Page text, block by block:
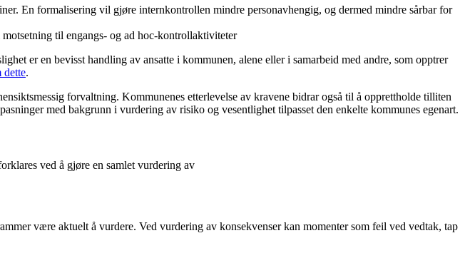
En formalisering vil gjøre internkontrollen mindre personavhengig, og dermed mindre sårbar for
til engangs- og ad hoc-kontrollaktiviteter
er en bevisst handling av ansatte i kommunen, alene eller i samarbeid med andre, som opptrer
dette.
forvaltning. Kommunenes etterlevelse av kravene bidrar også til å opprettholde tilliten
med bakgrunn i vurdering av risiko og vesentlighet tilpasset den enkelte kommunes egenart.
ved å gjøre en samlet vurdering av
være aktuelt å vurdere. Ved vurdering av konsekvenser kan momenter som feil ved vedtak, tap